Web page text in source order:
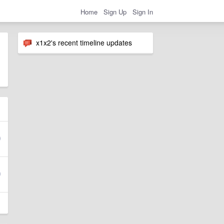
Home Sign Up Sign In
x1x2's recent timeline updates